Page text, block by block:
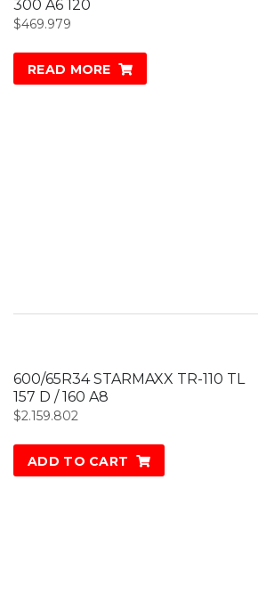
300 A6 120
$469.979
READ MORE
600/65R34 STARMAXX TR-110 TL
157 D / 160 A8
$2.159.802
ADD TO CART